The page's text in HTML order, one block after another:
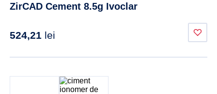
ZirCAD Cement 8.5g Ivoclar
524,21 lei